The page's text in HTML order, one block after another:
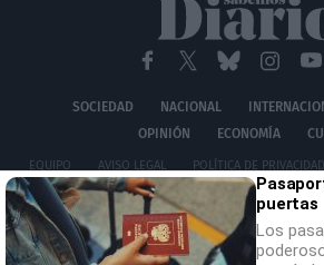
SOCIEDAD NACIONAL
OPINIÓN
ECONOMÍA
EQUIPO AVISO LEGAL POLÍTICA DE PRIVACIDAD
CONTACTO
© 2026 Multimedia Ediciones
puertas
Los